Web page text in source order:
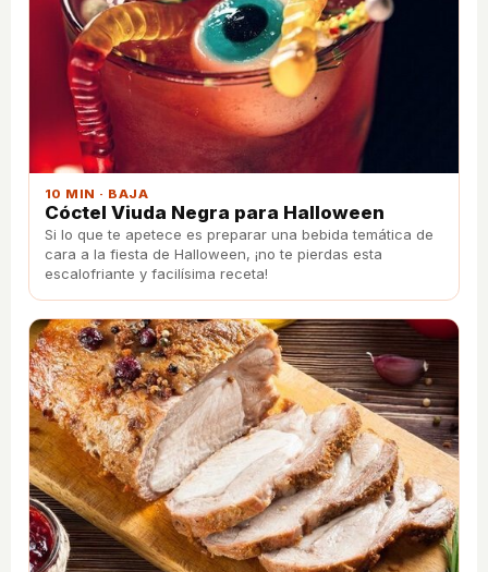
10 MIN · BAJA
Cóctel Viuda Negra para Halloween
Si lo que te apetece es preparar una bebida temática de
cara a la fiesta de Halloween, ¡no te pierdas esta
escalofriante y facilísima receta!